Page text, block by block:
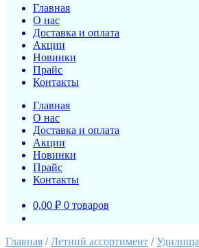
Главная
О нас
Доставка и оплата
Акции
Новинки
Прайс
Контакты
Главная
О нас
Доставка и оплата
Акции
Новинки
Прайс
Контакты
0,00 ₽ 0 товаров
Главная /Летний ассортимент /Удилища